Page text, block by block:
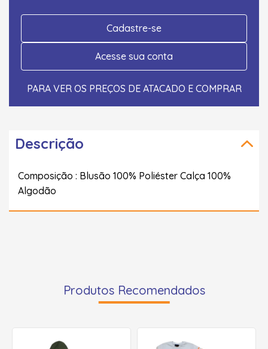
Cadastre-se
Acesse sua conta
PARA VER OS PREÇOS DE ATACADO E COMPRAR
Descrição
Composição : Blusão 100% Poliéster Calça 100%
Algodão
Produtos Recomendados